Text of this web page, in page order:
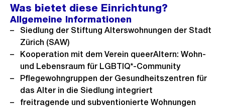
Was bietet diese Einrichtung?
Allgemeine Informationen
Siedlung der Stiftung Alterswohnungen der Stadt
Zürich (SAW)
Kooperation mit dem Verein queerAltern: Wohn-
und Lebensraum für LGBTIQ*-Community
Pflegewohngruppen der Gesundheitszentren für
das Alter in die Siedlung integriert
freitragende und subventionierte Wohnungen